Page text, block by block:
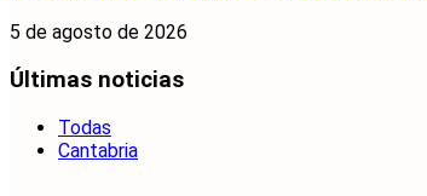
5 de agosto de 2026
Últimas noticias
Todas
Cantabria